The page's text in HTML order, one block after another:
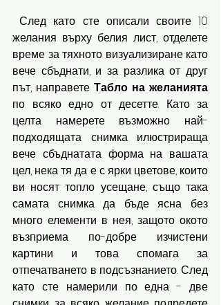
След като сте описали своите 10
желания върху белия лист, отделете
време за тяхното визуализиране като
вече сбъднати, и за разлика от друг
път, направете Табло на желанията
по всяко едно от десетте. Като за
целта намерете възможно най-
подходящата снимка илюстрираща
вече сбъднатата форма на вашата
цел, нека тя да е с ярки цветове, които
ви носят топло усещане, също така
самата снимка да бъде ясна без
много елементи в нея, защото окото
възприема по-добре изчистени
картини и това спомага за
отпечатването в подсъзнанието. След
като сте намерили по една - две